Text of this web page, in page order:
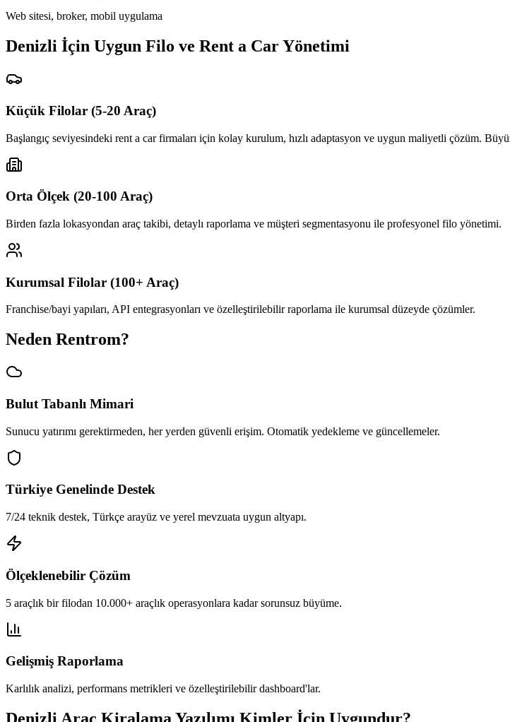
Web sitesi, broker, mobil uygulama
Denizli İçin Uygun Filo ve Rent a Car Yönetimi
Küçük Filolar (5-20 Araç)
Başlangıç seviyesindeki rent a car firmaları için kolay kurulum, hızlı adaptasyon ve uygun maliyetli çözüm.
Orta Ölçek (20-100 Araç)
Birden fazla lokasyondan araç takibi, detaylı raporlama ve müşteri segmentasyonu ile profesyonel filo yönetimi.
Kurumsal Filolar (100+ Araç)
Franchise/bayi yapıları, API entegrasyonları ve özelleştirilebilir raporlama ile kurumsal düzeyde çözümler.
Neden Rentrom?
Bulut Tabanlı Mimari
Sunucu yatırımı gerektirmeden, her yerden güvenli erişim. Otomatik yedekleme ve güncellemeler.
Türkiye Genelinde Destek
7/24 teknik destek, Türkçe arayüz ve yerel mevzuata uygun altyapı.
Ölçeklenebilir Çözüm
5 araçlık bir filodan 10.000+ araçlık operasyonlara kadar sorunsuz büyüme.
Gelişmiş Raporlama
Karlılık analizi, performans metrikleri ve özelleştirilebilir dashboard'lar.